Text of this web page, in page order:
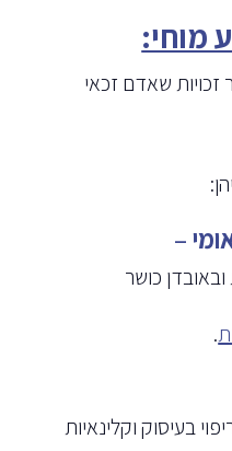
מוחי:
זכויות שאדם זכאי
–
כושר
.
בעיסוק וקלינאיות